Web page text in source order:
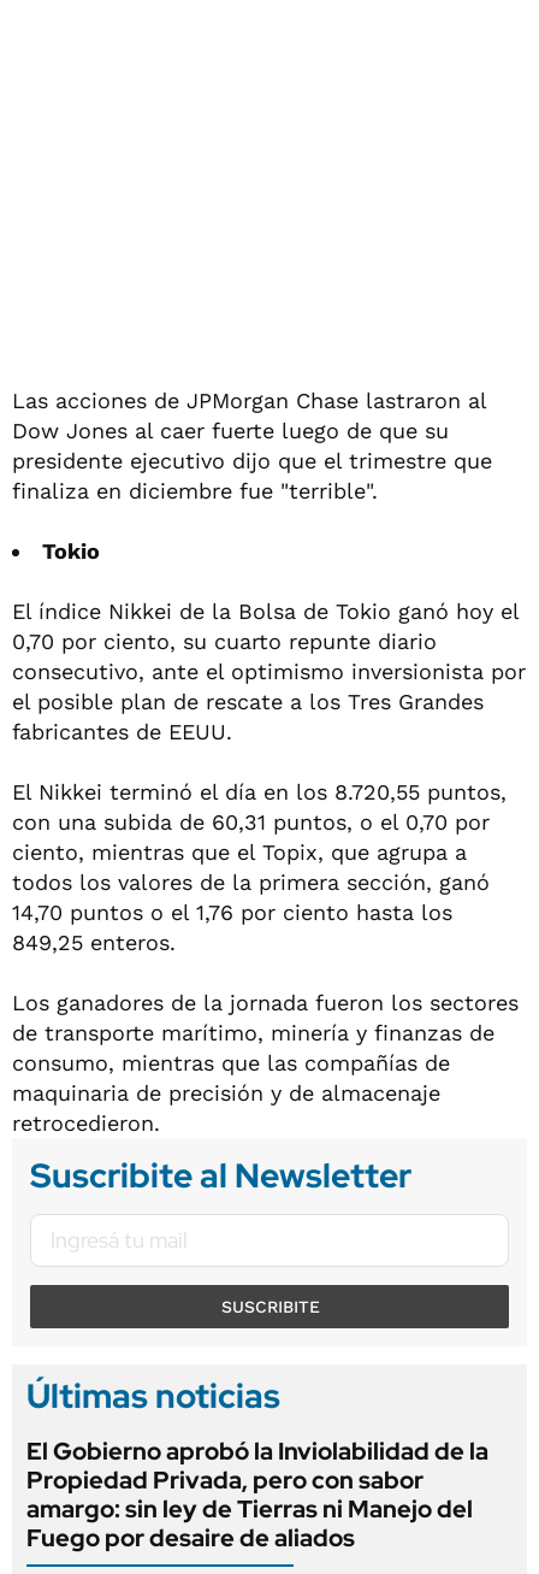
Las acciones de JPMorgan Chase lastraron al
Dow Jones al caer fuerte luego de que su
presidente ejecutivo dijo que el trimestre que
finaliza en diciembre fue "terrible".
Tokio
El índice Nikkei de la Bolsa de Tokio ganó hoy el
0,70 por ciento, su cuarto repunte diario
consecutivo, ante el optimismo inversionista por
el posible plan de rescate a los Tres Grandes
fabricantes de EEUU.
El Nikkei terminó el día en los 8.720,55 puntos,
con una subida de 60,31 puntos, o el 0,70 por
ciento, mientras que el Topix, que agrupa a
todos los valores de la primera sección, ganó
14,70 puntos o el 1,76 por ciento hasta los
849,25 enteros.
Los ganadores de la jornada fueron los sectores
de transporte marítimo, minería y finanzas de
consumo, mientras que las compañías de
maquinaria de precisión y de almacenaje
retrocedieron.
Suscribite al Newsletter
SUSCRIBITE
Últimas noticias
El Gobierno aprobó la Inviolabilidad de la
Propiedad Privada, pero con sabor
amargo: sin ley de Tierras ni Manejo del
Fuego por desaire de aliados